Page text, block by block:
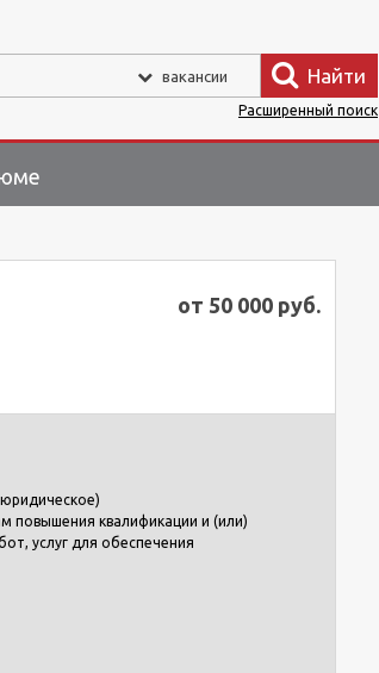
вакансии Найти
Расширенный поиск
от 50 000 руб.
повышения квалификации и (или)
услуг для обеспечения